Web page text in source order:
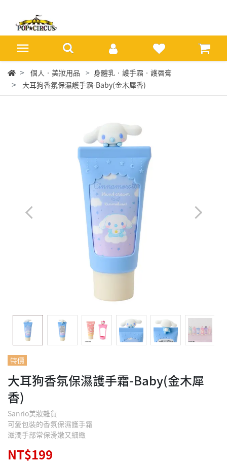
個人‧美妝用品
身體乳‧護手霜‧護唇膏
大耳狗香氛保濕護手霜-Baby(金木犀香)
特價
大耳狗香氛保濕護手霜-Baby(金木犀
香)
Sanrio美妝雜貨
可愛包裝的香氛保濕護手霜
滋潤手部常保滑嫩又細緻
NT$199